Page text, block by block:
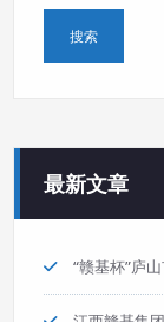
最新文章
“赣基杯”庐